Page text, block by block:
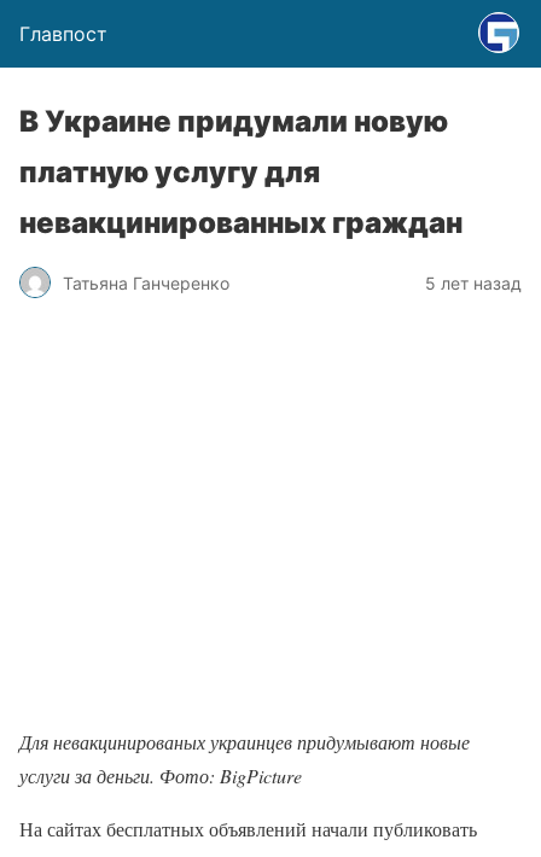
Главпост
В Украине придумали новую
платную услугу для
невакцинированных граждан
Татьяна Ганчеренко 5 лет назад
Для невакцинированых украинцев придумывают новые
услуги за деньги. Фото: BigPicture
На сайтах бесплатных объявлений начали публиковать